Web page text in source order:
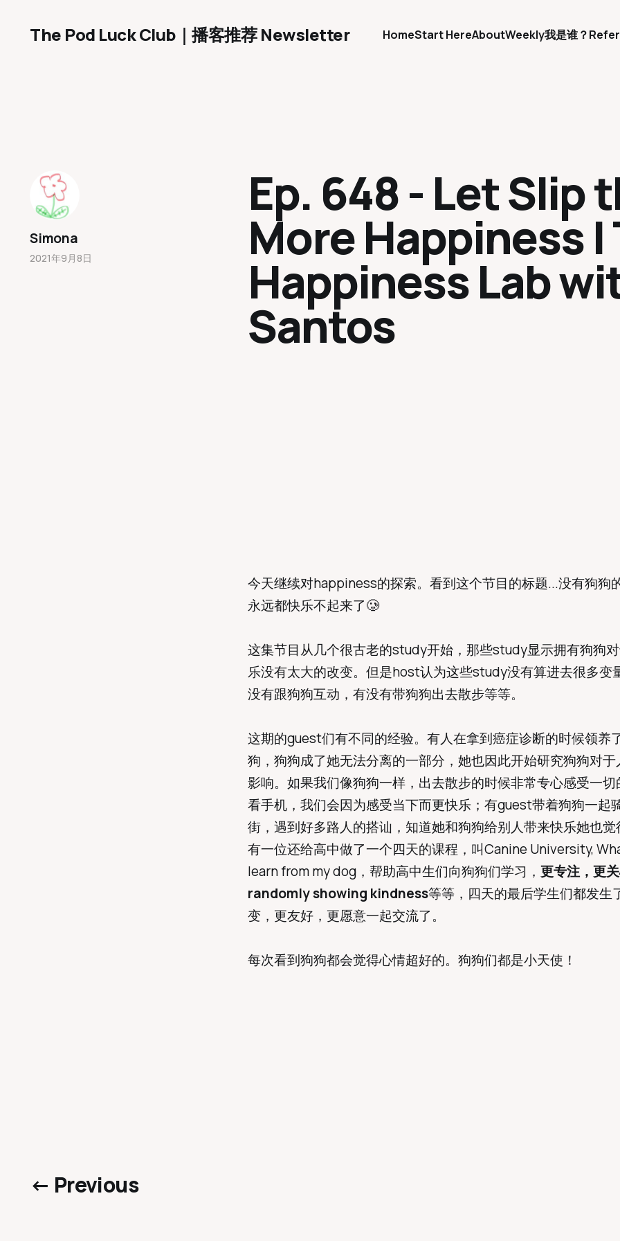
The Pod Luck Club｜播客推荐 Newsletter HomeStart HereAboutWeekly我是谁？
今天继续对happiness的探索。看到这个节目的标题...没有狗狗
永远都快乐不起来了🥲
这集节目从几个很古老的study开始，那些study显示拥有狗狗
乐没有太大的改变。但是host认为这些study没有算进去很多变
没有跟狗狗互动，有没有带狗狗出去散步等等。
这期的guest们有不同的经验。有人在拿到癌症诊断的时候领养
狗，狗狗成了她无法分离的一部分，她也因此开始研究狗狗对于
影响。如果我们像狗狗一样，出去散步的时候非常专心感受一切
看手机，我们会因为感受当下而更快乐；有guest带着狗狗一起
街，遇到好多路人的搭讪，知道她和狗狗给别人带来快乐她也觉
有一位还给高中做了一个四天的课程，叫Canine University,
learn from my dog，帮助高中生们向狗狗们学习， 更专注，更
randomly showing kindness等等，四天的最后学生们都发生
变，更友好，更愿意一起交流了。
每次看到狗狗都会觉得心情超好的。狗狗们都是小天使！
Ep. 648 - Let Slip
More Happiness |
Happiness Lab
Santos
Simona
2021年9月8日
← Previous